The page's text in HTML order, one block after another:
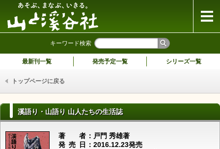
キーワード検索
最新刊一覧 発売予定一覧 シリーズ一覧
トップページに戻る
溪語り・山語り 山人たちの生活誌
著者戸門 秀雄著
発売日 2016.12.23発売